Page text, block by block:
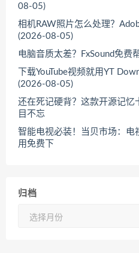
08-05)
相机RAW照片怎么处理？
(2026-08-05)
电脑音质太差？FxSound免
下载YouTube视频就用YT
(2026-08-05)
还在死记硬背？这款开源记忆
目不忘
智能电视必装！当贝市场：电
用免费下
归档